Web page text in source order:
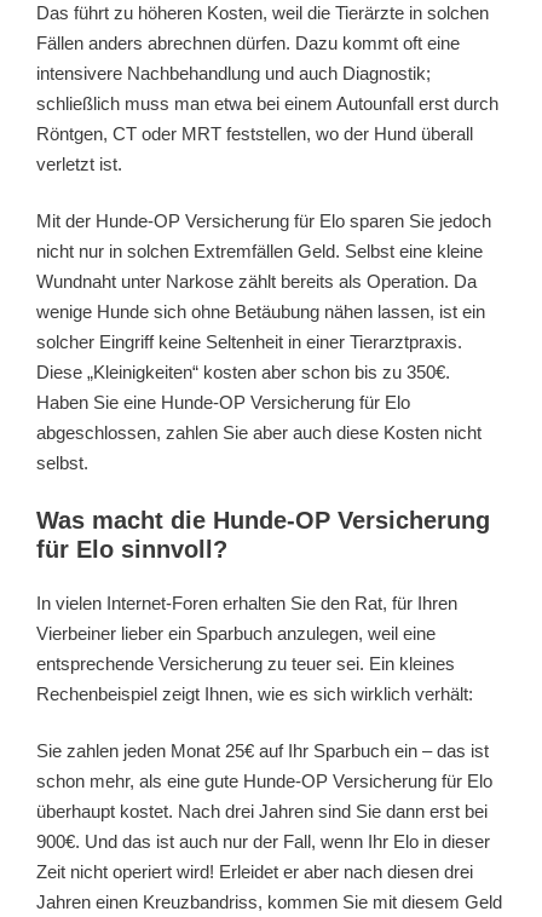
Das führt zu höheren Kosten, weil die Tierärzte in solchen
Fällen anders abrechnen dürfen. Dazu kommt oft eine
intensivere Nachbehandlung und auch Diagnostik;
schließlich muss man etwa bei einem Autounfall erst durch
Röntgen, CT oder MRT feststellen, wo der Hund überall
verletzt ist.
Mit der Hunde-OP Versicherung für Elo sparen Sie jedoch
nicht nur in solchen Extremfällen Geld. Selbst eine kleine
Wundnaht unter Narkose zählt bereits als Operation. Da
wenige Hunde sich ohne Betäubung nähen lassen, ist ein
solcher Eingriff keine Seltenheit in einer Tierarztpraxis.
Diese „Kleinigkeiten“ kosten aber schon bis zu 350€.
Haben Sie eine Hunde-OP Versicherung für Elo
abgeschlossen, zahlen Sie aber auch diese Kosten nicht
selbst.
Was macht die Hunde-OP Versicherung
für Elo sinnvoll?
In vielen Internet-Foren erhalten Sie den Rat, für Ihren
Vierbeiner lieber ein Sparbuch anzulegen, weil eine
entsprechende Versicherung zu teuer sei. Ein kleines
Rechenbeispiel zeigt Ihnen, wie es sich wirklich verhält:
Sie zahlen jeden Monat 25€ auf Ihr Sparbuch ein – das ist
schon mehr, als eine gute Hunde-OP Versicherung für Elo
überhaupt kostet. Nach drei Jahren sind Sie dann erst bei
900€. Und das ist auch nur der Fall, wenn Ihr Elo in dieser
Zeit nicht operiert wird! Erleidet er aber nach diesen drei
Jahren einen Kreuzbandriss, kommen Sie mit diesem Geld